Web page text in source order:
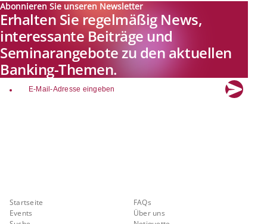
Abonnieren Sie unseren Newsletter
Erhalten Sie regelmäßig News,
interessante Beiträge und
Seminarangebote zu den aktuellen
Banking-Themen.
email
Startseite
Events
FAQs
Über uns